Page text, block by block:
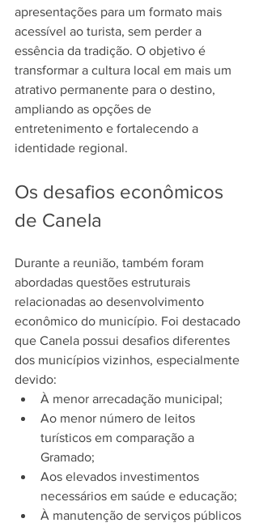
apresentações para um formato mais
acessível ao turista, sem perder a
essência da tradição. O objetivo é
transformar a cultura local em mais um
atrativo permanente para o destino,
ampliando as opções de
entretenimento e fortalecendo a
identidade regional.
Os desafios econômicos
de Canela
Durante a reunião, também foram
abordadas questões estruturais
relacionadas ao desenvolvimento
econômico do município. Foi destacado
que Canela possui desafios diferentes
dos municípios vizinhos, especialmente
devido:
À menor arrecadação municipal;
Ao menor número de leitos
turísticos em comparação a
Gramado;
Aos elevados investimentos
necessários em saúde e educação;
À manutenção de serviços públicos